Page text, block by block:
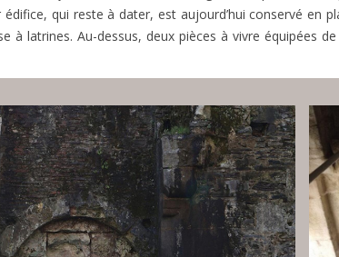
qui reste à dater, est aujourd’hui conservé en
à latrines. Au-dessus, deux pièces à vivre équipées